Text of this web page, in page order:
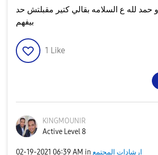
و حمد لله ع السلامه بقالي كتير مقبلتش حد
بيفهم
1 Like
KINGMOUNIR
Active Level 8
‎02-19-2021 06:39 AM in إرشادات المجتمع